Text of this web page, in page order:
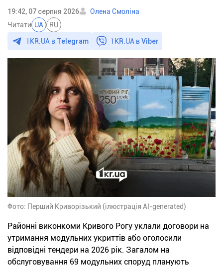
19:42, 07 серпня 2026
Олена Смоліна
Читати UA RU
1KR.UA в Telegram 1KR.UA вViber
Фото: Перший Криворізький (ілюстрація AI-generated)
Районні виконкоми Кривого Рогу уклали договори на
утримання модульних укриттів або оголосили
відповідні тендери на 2026 рік. Загалом на
обслуговування 69 модульних споруд планують